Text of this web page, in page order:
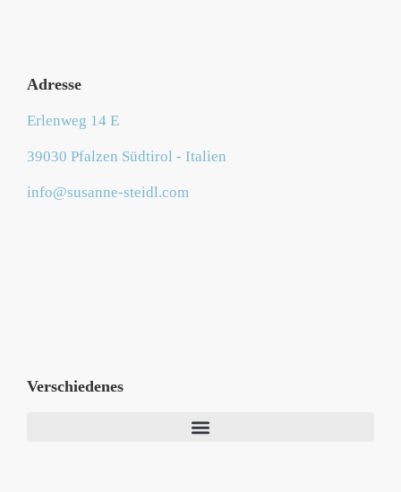
Adresse
Erlenweg 14 E
39030 Pfalzen Südtirol - Italien
info@susanne-steidl.com
Verschiedenes